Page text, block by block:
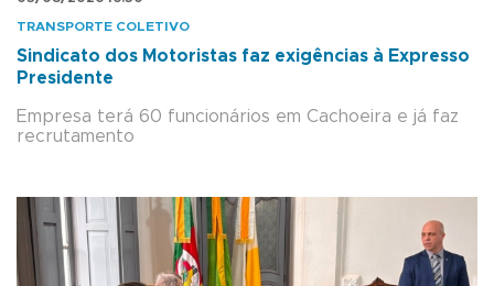
TRANSPORTE COLETIVO
Sindicato dos Motoristas faz exigências à Expresso
Presidente
Empresa terá 60 funcionários em Cachoeira e já faz
recrutamento